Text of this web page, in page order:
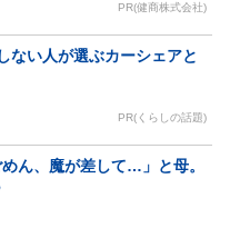
PR(健商株式会社)
ない人が選ぶカーシェアと
PR(くらしの話題)
ん、魔が差して…」と母。